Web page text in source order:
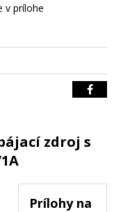
v prílohe
zdroj s
Prílohy na